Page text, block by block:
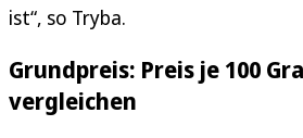
ist“, so Tryba.
Grundpreis: Preis je 100
vergleichen